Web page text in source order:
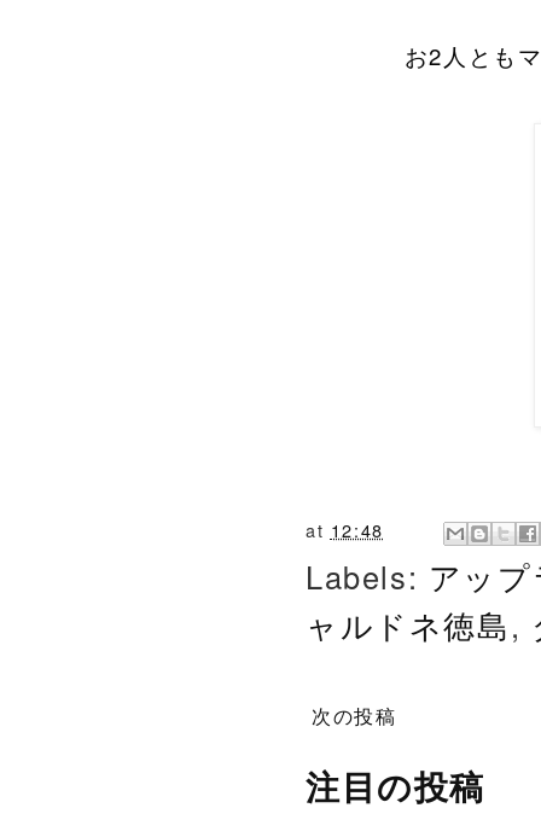
お2人とも
at 12:48
Labels: アッ
ャルドネ徳島,
次の投稿
注目の投稿